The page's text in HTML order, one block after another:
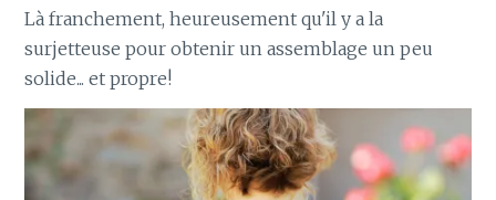
Là franchement, heureusement qu'il y a la
surjetteuse pour obtenir un assemblage un peu
solide... et propre!